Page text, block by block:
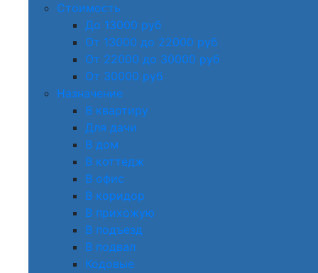
Стоимость
До 13000 руб
От 13000 до 22000 руб
От 22000 до 30000 руб
От 30000 руб
Назначение
В квартиру
Для дачи
В дом
В коттедж
В офис
В коридор
В прихожую
В подъезд
В подвал
Кодовые